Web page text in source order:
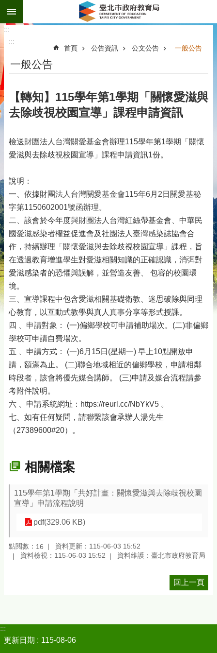
跳到主要內容區塊
:::
:::
首頁 公告資訊 公文公告 一般公告
一般公告
【轉知】115學年第1學期「關懷愛滋與
去除歧視校園宣導」課程申請資訊
檢送財團法人台灣關愛基金會辦理115學年第1學期「關懷
愛滋與去除歧視校園宣導」課程申請資訊1份。
說明：
一、依據財團法人台灣關愛基金會115年6月2日 關愛基秘
字第1150602001號函辦理。
二、該會於今年度與財團法人台灣紅絲帶基金會、中華民
國愛滋感染者權益促進會及社團法人臺灣感染誌協會合
作，持續辦理「關懷愛滋與去除歧視校園宣導」課程，旨
在透過教育增進學生對愛滋相關知識的正確認識，消弭對
愛滋感染者的恐懼與誤解，並營造友善、 包容的校園環
境。
三、宣導課程中包含愛滋相關基礎衛教、迷思破除與同理
心教育，以互動式教學與真人真事分享等形式授課。
四
申請對象： (一)偏鄉學校可申請補助場次。(二)非偏鄉
學校可申請自費場次。
五 、申請方式： (一)6月15日(星期一) 早上10點開放申
請，額滿為止。 (二)聯合地域相近的偏鄉學校，申請相鄰
時段者， 該會將優先媒合講師。 (三)申請及媒合流程請參
考附件說明。
六 、申請系統網址：https://reurl.cc/NbYkV5 。
七、如有任何疑問，請聯繫該會承辦人湯先生
（27389600#20）。
相關檔案
115學年第1學期「共好計畫：關懷愛滋與去除歧視校園
宣導」申請流程說明
pdf(329.06 KB)
點閱數： 16
資料更新：115-06-03 15:52
資料檢視：115-06-03 15:52
資料維護：臺北市政府教育局
回上一頁
:::
更新日期
115-08-06